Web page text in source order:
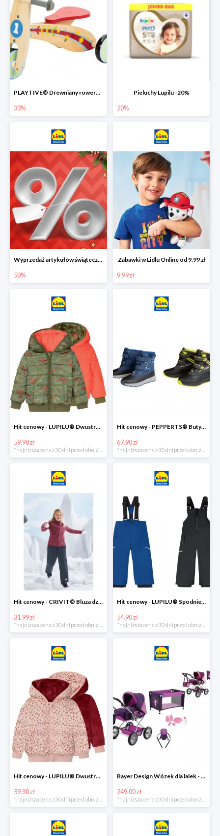
PLAYTIVE® Drewniany rowerek biegowy -33%
33%
Pieluchy Lupilu -20%
20%
Wyprzedaż artykułów świątecznych w Lidlu Online
50%
Zabawki w Lidlu Online od 9.99 zł
9.99 zł
Hit cenowy - LUPILU® Dwustronna kurtka dziecięca z polarem
59.90 zł
*najniższa cena z 30 dni przed obniżką
Hit cenowy - PEPPERTS® Buty zimowe chłopięce
67.90 zł
*najniższa cena z 30 dni przed obniżką
Hit cenowy - CRIVIT® Bluza dziewczęca z polaru
31.99 zł
Hit cenowy - LUPILU® Spodnie narciarskie chłopięce
54.90 zł
Hit cenowy - LUPILU® Dwustronna kurtka pikowana dziewczęca
59.90 zł
*najniższa cena z 30 dni przed obniżką
Bayer Design Wózek dla lalek - megazestaw
249.00 zł
*najniższa cena z 30 dni przed obniżką